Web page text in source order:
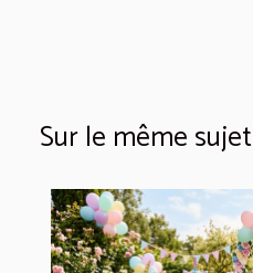
Sur le même sujet